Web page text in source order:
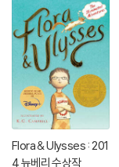
Flora & Ulysses : 201
4 뉴베리 수상작